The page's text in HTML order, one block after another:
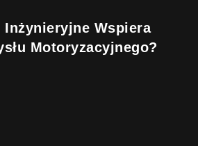
Inżynieryjne Wspiera
Motoryzacyjnego?